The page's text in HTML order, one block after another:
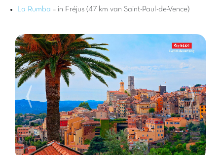
stacaravans tot ruime staanplaatsen, zijn perfect om uw familie
De regio rond Saint-Paul-de-Vence barst van de activiteiten en
bezienswaardigheden. Naast het onmisbare bezoek aan de
stad zelf, kunt u de naburige hooggelegen dorpen zoals
Gourdon of Tourrettes-sur-Loup verkennen, of u wagen aan de
kust om te genieten van de stranden van Cagnes-sur-Mer of
Nice. Natuurliefhebbers zullen de wandelingen in het
Provençaalse achterland waarderen, terwijl kunstliefhebbers de
Fondation Maeght kunnen bezoeken, een wereldberoemd
museum voor moderne kunst op een steenworp afstand van
Saint-Paul-de-Vence. Met Capfun wordt uw vakantie nabijde
La Rumba – in Fréjus (47 km van Saint-Paul-de-Vence)